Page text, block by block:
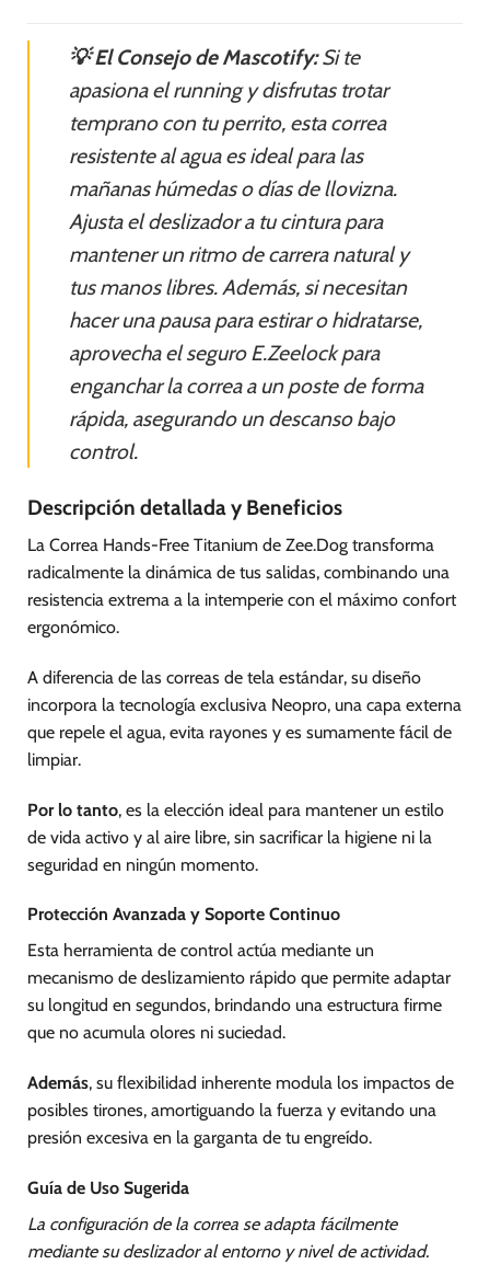
💡 El Consejo de Mascotify:Si te
apasiona el running y disfrutas trotar
temprano con tu perrito, esta correa
resistente al agua es ideal para las
mañanas húmedas o días de llovizna.
Ajusta el deslizador a tu cintura para
mantener un ritmo de carrera natural y
tus manos libres. Además, si necesitan
hacer una pausa para estirar o hidratarse,
aprovecha el seguro E.Zeelock para
enganchar la correa a un poste de forma
rápida, asegurando un descanso bajo
control.
Descripción detallada y Beneficios
La Correa Hands-Free Titanium de Zee.Dog transforma
radicalmente la dinámica de tus salidas, combinando una
resistencia extrema a la intemperie con el máximo confort
ergonómico.
A diferencia de las correas de tela estándar, su diseño
incorpora la tecnología exclusiva Neopro, una capa externa
que repele el agua, evita rayones y es sumamente fácil de
limpiar.
Por lo tanto, es la elección ideal para mantener un estilo
de vida activo y al aire libre, sin sacrificar la higiene ni la
seguridad en ningún momento.
Protección Avanzada y Soporte Continuo
Esta herramienta de control actúa mediante un
mecanismo de deslizamiento rápido que permite adaptar
su longitud en segundos, brindando una estructura firme
que no acumula olores ni suciedad.
Además, su flexibilidad inherente modula los impactos de
posibles tirones, amortiguando la fuerza y evitando una
presión excesiva en la garganta de tu engreído.
Guía de Uso Sugerida
La configuración de la correa se adapta fácilmente
mediante su deslizador al entorno y nivel de actividad.